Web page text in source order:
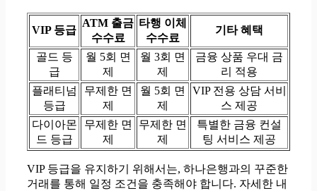
VIP 등급
ATM 출금
수수료
타행 이체
수수료
기타 혜택
골드 등
급
월 5회 면
제
월 3회 면
제
금융 상품 우대 금
리 적용
플래티넘
등급
무제한 면
제
월 5회 면
제
VIP 전용 상담 서비
스 제공
다이아몬
드 등급
무제한 면
제
무제한 면
제
특별한 금융 컨설
팅 서비스 제공
VIP 등급을 유지하기 위해서는, 하나은행과의 꾸준한
거래를 통해 일정 조건을 충족해야 합니다. 자세한 내